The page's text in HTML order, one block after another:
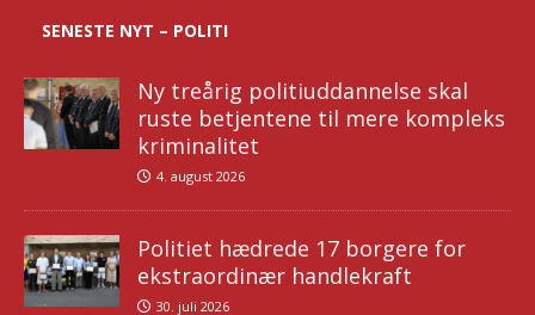
SENESTE NYT – POLITI
Ny treårig politiuddannelse skal
ruste betjentene til mere kompleks
kriminalitet
4. august 2026
Politiet hædrede 17 borgere for
ekstraordinær handlekraft
30. juli 2026